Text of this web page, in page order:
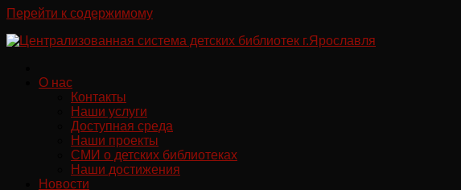
Перейти к содержимому
О нас
Контакты
Наши услуги
Доступная среда
Наши проекты
СМИ о детских библиотеках
Наши достижения
Новости